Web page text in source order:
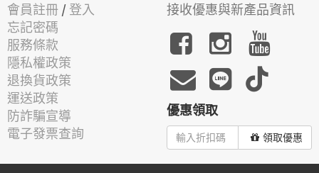
會員註冊 / 登入
忘記密碼
服務條款
隱私權政策
退換貨政策
運送政策
防詐騙宣導
電子發票查詢
接收優惠與新產品資訊
優惠領取
領取優惠